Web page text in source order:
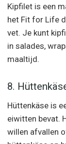
Kipfilet is een
het Fit for Life
vet. Je kunt
in salades,
maaltijd.
8.
Hüttenkäse is
eiwitten bevat.
willen afvallen